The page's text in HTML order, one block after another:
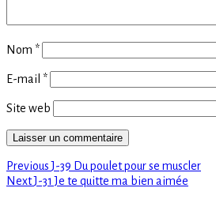
Nom *
E-mail *
Site web
Navigation
de
PreviousPrevious
post:
J-39 Du poulet pour se muscler
NextNext
J-31 Je te quitte ma bien aimée